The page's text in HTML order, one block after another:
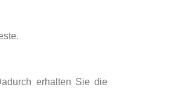
erhalten Sie die